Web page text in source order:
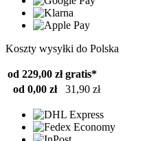
Koszty wysyłki do Polska
od 229,00 zł gratis*
od 0,00 zł
31,90 zł